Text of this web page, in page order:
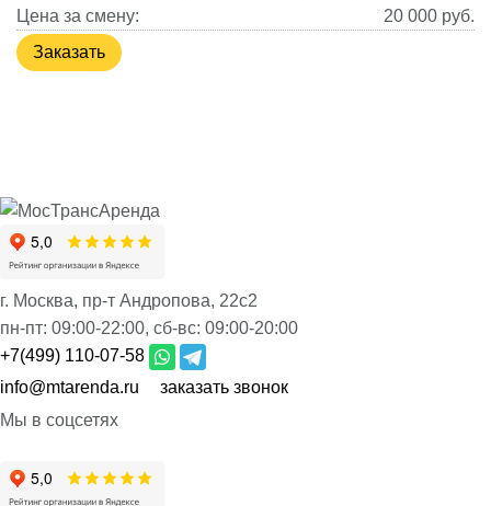
Цена за смену:
20 000 руб.
Заказать
г. Москва, пр-т Андропова, 22с2
пн-пт: 09:00-22:00, сб-вс: 09:00-20:00
+7(499) 110-07-58
info@mtarenda.ru
заказать звонок
Мы в соцсетях